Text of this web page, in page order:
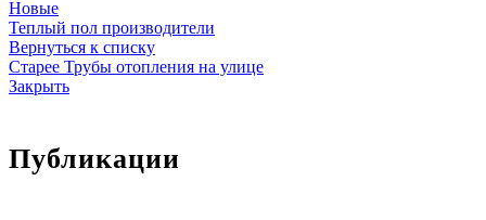
Новые
Теплый пол производители
Вернуться к списку
Старее Трубы отопления на улице
Закрыть
Публикации